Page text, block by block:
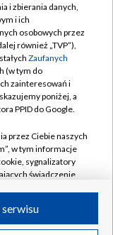
likwidacji
i zbierania danych,
i ich
osobowych przez
również „TVP”),
Zaufanych
(w tym do
zainteresowań i
poniżej, a
PPID do Google.
przez Ciebie naszych
w tym informacje
sygnalizatory
świadczenie